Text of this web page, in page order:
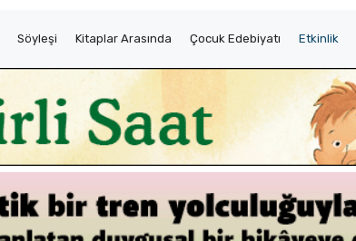
Söyleşi Kitaplar Arasında Çocuk Edebiyatı Etkinlik